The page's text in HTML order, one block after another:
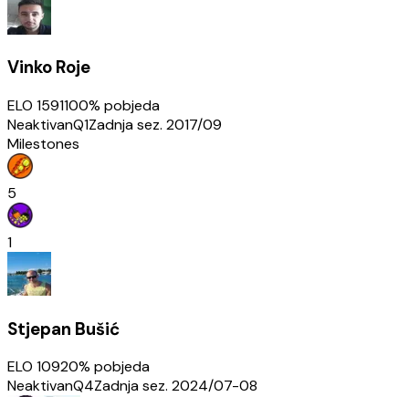
Vinko Roje
ELO 1591100% pobjeda
NeaktivanQ1Zadnja sez. 2017/09
Milestones
5
1
Stjepan Bušić
ELO 10920% pobjeda
NeaktivanQ4Zadnja sez. 2024/07-08